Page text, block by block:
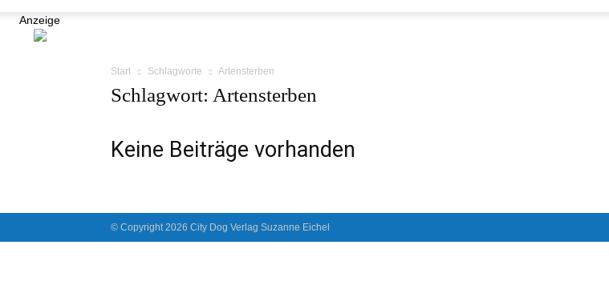
Anzeige
Start Schlagworte Artensterben
Schlagwort: Artensterben
Keine Beiträge vorhanden
© Copyright 2026 City Dog Verlag Suzanne Eichel